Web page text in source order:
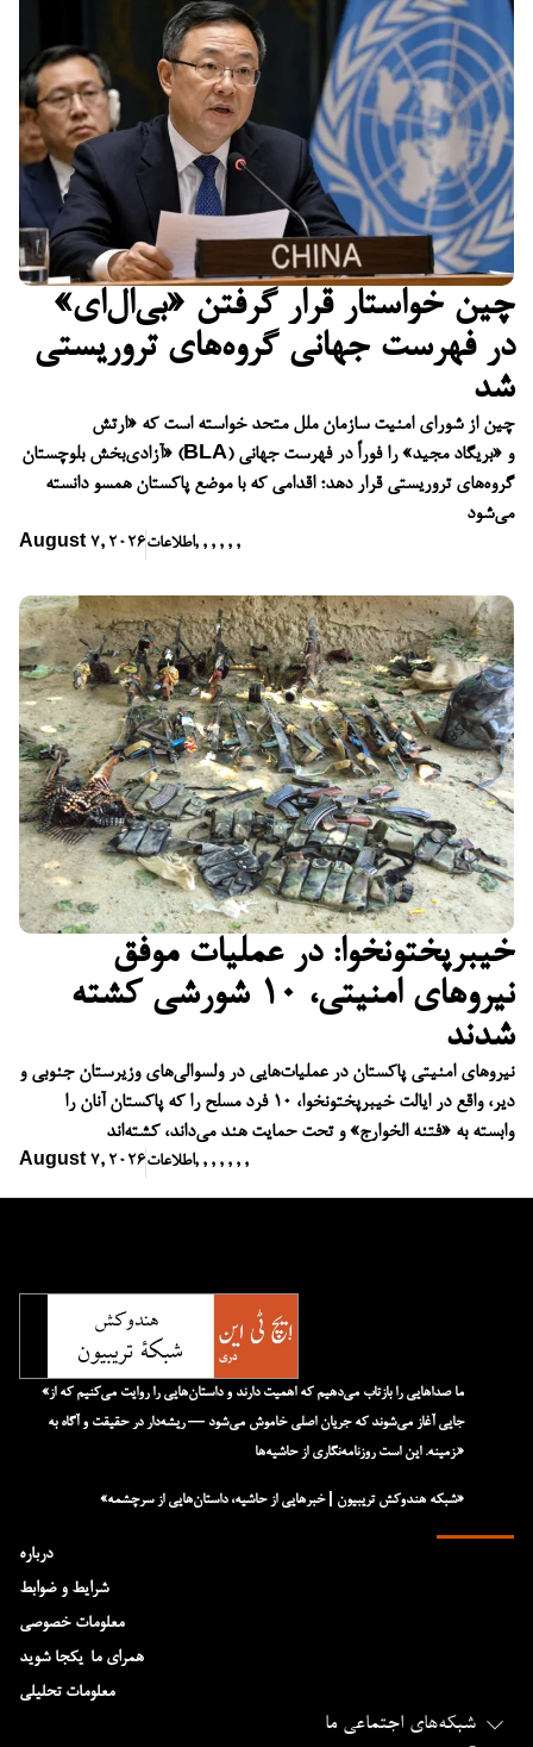
چین خواستار قرار گرفتن «بی‌ال‌ای»
در فهرست جهانی گروه‌های تروریستی
شد
چین از شورای امنیت سازمان ملل متحد خواسته است که «ارتش
آزادی‌بخش بلوچستان» (BLA) و «بریگاد مجید» را فوراً در فهرست جهانی
گروه‌های تروریستی قرار دهد؛ اقدامی که با موضع پاکستان همسو دانسته
می‌شود
August 7, 2026اطلاعات, , , , , ,
خیبرپختونخوا: در عملیات موفق
نیروهای امنیتی، ۱۰ شورشی کشته
شدند
نیروهای امنیتی پاکستان در عملیات‌هایی در ولسوالی‌های وزیرستان جنوبی و
دیر، واقع در ایالت خیبرپختونخوا، ۱۰ فرد مسلح را که پاکستان آنان را
وابسته به «فتنه الخوارج» و تحت حمایت هند می‌داند، کشته‌اند
August 7, 2026اطلاعات, , , , , , ,
شبکه‌های اجتماعی ما
درباره
شرایط و ضوابط
معلومات خصوصی
همرای ما-یکجا شوید
معلومات تحلیلی
«ما صداهایی را بازتاب می‌دهیم که اهمیت دارند و داستان‌هایی را روایت می‌کنیم که از
جایی آغاز می‌شوند که جریان اصلی خاموش می‌شود — ریشه‌دار در حقیقت و آگاه به
زمینه. این است روزنامه‌نگاری از حاشیه‌ها.»
«شبکه هند‌و‌کش تریبیون | خبرهایی از حاشیه، داستان‌هایی از سرچشمه»